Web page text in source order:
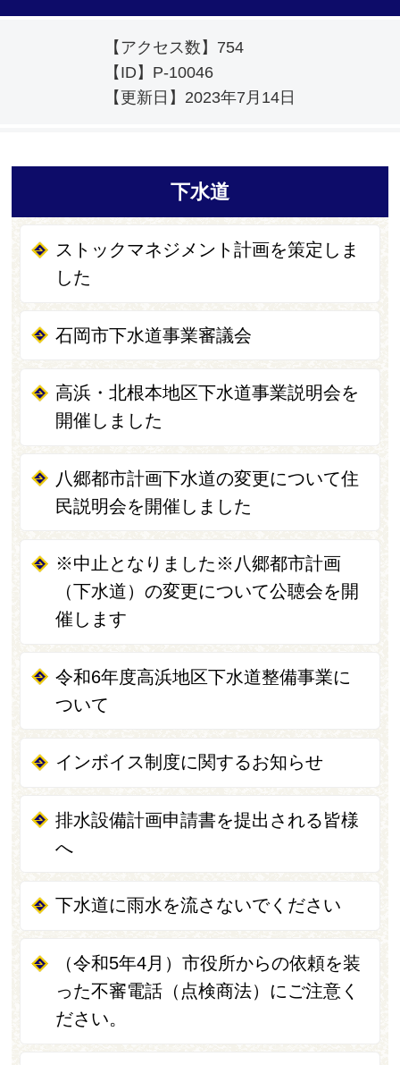
【アクセス数】 754
【ID】 P-10046
【更新日】 2023年7月14日
下水道
ストックマネジメント計画を策定しま
した
石岡市下水道事業審議会
高浜・北根本地区下水道事業説明会を
開催しました
八郷都市計画下水道の変更について住
民説明会を開催しました
※中止となりました※八郷都市計画
（下水道）の変更について公聴会を開
催します
令和6年度高浜地区下水道整備事業に
ついて
インボイス制度に関するお知らせ
排水設備計画申請書を提出される皆様
へ
下水道に雨水を流さないでください
（令和5年4月）市役所からの依頼を装
った不審電話（点検商法）にご注意く
ださい。